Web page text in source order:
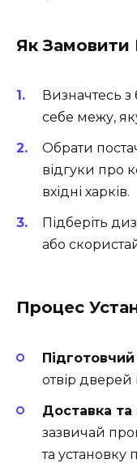
Як Замовити
Визначтесь
себе межу,
Обрати
відгуки про
вхідні харків.
Підберіть
або
Процес
отвір
Доставка та
зазвичай
та установку